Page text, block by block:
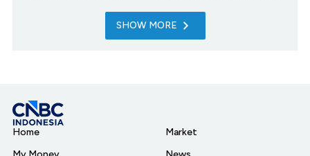
SHOW MORE
Home
Market